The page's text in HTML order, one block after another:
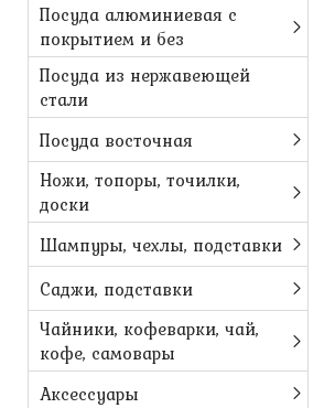
Посуда алюминиевая с
покрытием и без
Посуда из нержавеющей
стали
Посуда восточная
Ножи, топоры, точилки,
доски
Шампуры, чехлы, подставки
Саджи, подставки
Чайники, кофеварки, чай,
кофе, самовары
Аксессуары